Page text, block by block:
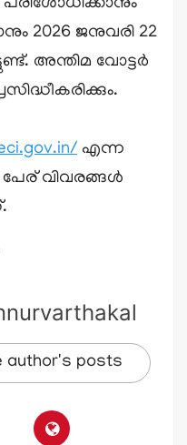
2026 ജനുവരി 22
അന്തിമ വോട്ടർ
എന്ന
വിവരങ്ങൾ
author's posts